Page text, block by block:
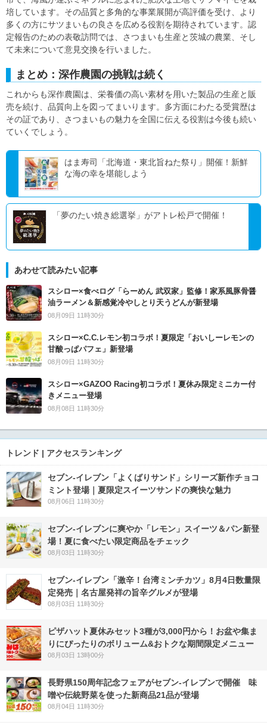
培しています。その品質と多角的な事業展開が高評価を受け、より
多くの方にサツまいもの良さを広める役割を期待されています。認
定報告のための表敬訪問では、さつまいも生産と茨城の農業、そし
て未来について意見交換を行いました。
まとめ：深作農園の挑戦は続く
これからも深作農園は、栄養価の高い素材を用いた製品の生産と販
売を続け、品質向上を図ってまいります。多方面にわたる受賞歴は
その証であり、さつまいもの魅力を全国に伝える役割は今後も続い
ていくでしょう。
はま寿司「北海道・東北旨ねた祭り」開催！新鮮
な海の幸を堪能しよう
「夢のたい焼き総選挙」がアトレ松戸で開催！
あわせて読みたい記事
スシロー×食べログ「らーめん 武双家」監修！家系風豚骨醤
油ラーメン＆新感覚冷やしとり天うどんが新登場
08月09日 11時30分
スシロー×C.C.レモン初コラボ！夏限定「おいしーレモンの
甘酸っぱパフェ」新登場
08月09日 11時30分
スシロー×GAZOO Racing初コラボ！夏休み限定ミニカー付
きメニュー登場
08月08日 11時30分
トレンド | アクセスランキング
セブン‐イレブン「よくばりサンド」シリーズ新作チョコ
ミント登場｜夏限定スイーツサンドの爽快な魅力
08月06日 11時30分
セブン‐イレブンに爽やか「レモン」スイーツ＆パン新登
場！夏に食べたい限定商品をチェック
08月03日 11時30分
セブン-イレブン「激辛！台湾ミンチカツ」8月4日数量限
定発売｜名古屋発祥の旨辛グルメが登場
08月03日 11時30分
ピザハット夏休みセット3種が3,000円から！お盆や集ま
りにぴったりのボリューム&おトクな期間限定メニュー
08月03日 13時00分
長野県150周年記念フェアがセブン-イレブンで開催 味
噌や伝統野菜を使った新商品21品が登場
08月04日 11時30分